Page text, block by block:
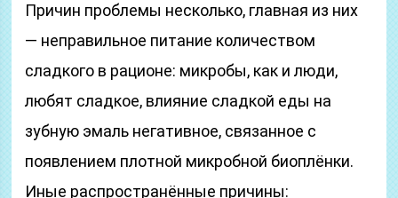
Причин проблемы несколько, главная из них
— неправильное питание количеством
сладкого в рационе: микробы, как и люди,
любят сладкое, влияние сладкой еды на
зубную эмаль негативное, связанное с
появлением плотной микробной биоплёнки.
Иные распространённые причины: